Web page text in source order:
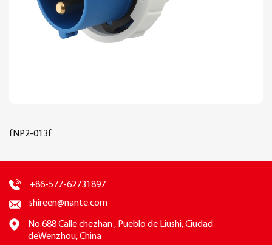
fNP2-013f
+86-577-62731897
shireen@nante.com
No.688 Calle chezhan , Pueblo de Liushi, Ciudad
deWenzhou, China